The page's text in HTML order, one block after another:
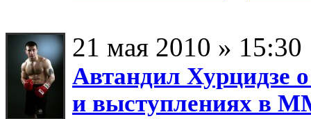
21 мая 2010 » 15:30
Автандил Хурцидзе
и выступлениях в